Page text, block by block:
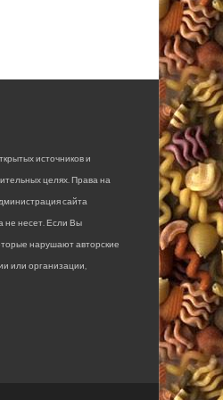
источников и
целях. Права на
сайта
не несет. Если Вы
нарушают авторские
или организации,